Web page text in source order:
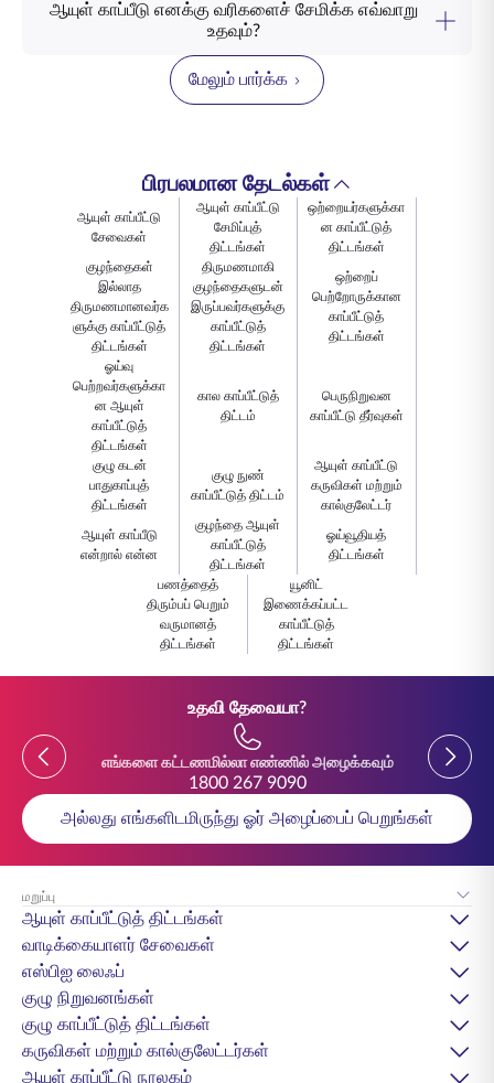
புத்திசாலித்தனமாகத் தேர்வுசெய்க.
உங்களுக்கு ஏற்றதாக இருக்க வேண்டும். எங்கள் கால்குலேட்டர்
நீங்கள் முடிவு செய்ய உதவுகிறது. புத்திசாலித்தனமாக திட்டமிட
இன்றே இதைப் பயன்படுத்தவும்.
ஆயுள் காப்பீடு எனக்கு வரிகளைச் சேமிக்க எவ்வாறு
உதவும்?
10(10D) போன்ற வரி சேமிப்புத் திட்டங்களின் கீழ் தகுதி
பெறுகின்றன. இந்த நன்மைகள் உங்கள் வருமானத்தைப்
பாதுகாக்க உதவுகின்றன. நீண்ட கால நிலைத்தன்மையை
மேலும் பார்க்க
பிரபலமான தேடல்கள்
ஆயுள் காப்பீட்டு
சேவைகள்
ஆயுள் காப்பீட்டு
சேமிப்புத்
திட்டங்கள்
ஒற்றையர்களுக்கா
ன காப்பீட்டுத்
திட்டங்கள்
குழந்தைகள்
இல்லாத
திருமணமானவர்க
ளுக்கு காப்பீட்டுத்
திட்டங்கள்
திருமணமாகி
குழந்தைகளுடன்
இருப்பவர்களுக்கு
காப்பீட்டுத்
திட்டங்கள்
ஒற்றைப்
பெற்றோருக்கான
காப்பீட்டுத்
திட்டங்கள்
ஓய்வு
பெற்றவர்களுக்கா
ன ஆயுள்
காப்பீட்டுத்
திட்டங்கள்
கால காப்பீட்டுத்
திட்டம்
பெருநிறுவன
காப்பீட்டு தீர்வுகள்
குழு கடன்
பாதுகாப்புத்
திட்டங்கள்
குழு நுண்
காப்பீட்டுத் திட்டம்
ஆயுள் காப்பீட்டு
கருவிகள் மற்றும்
கால்குலேட்டர்
ஆயுள் காப்பீடு
என்றால் என்ன
குழந்தை ஆயுள்
காப்பீட்டுத்
திட்டங்கள்
ஓய்வூதியத்
திட்டங்கள்
பணத்தைத்
திரும்பப் பெறும்
வருமானத்
திட்டங்கள்
யூனிட்
இணைக்கப்பட்ட
காப்பீட்டுத்
திட்டங்கள்
உதவி தேவையா?
Previous
எங்களை கட்டணமில்லா எண்ணில் அழைக்கவும்
1800 267 9090
Previous
அல்லது எங்களிடமிருந்து ஓர் அழைப்பைப் பெறுங்கள்
மறுப்பு
ஆயுள் காப்பீட்டுத் திட்டங்கள்
வாடிக்கையாளர் சேவைகள்
எஸ்பிஐ லைஃப்
குழு நிறுவனங்கள்
குழு காப்பீட்டுத் திட்டங்கள்
கருவிகள் மற்றும் கால்குலேட்டர்கள்
ஆயுள் காப்பீட்டு நூலகம்